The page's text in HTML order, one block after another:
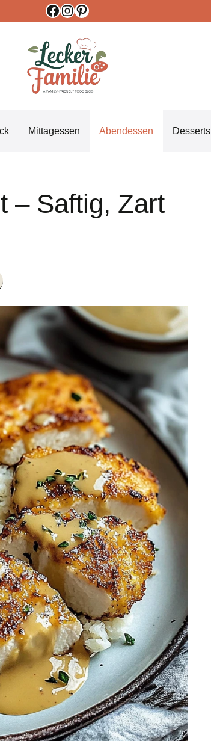
Facebook
Instagram
Pinterest
Mittagessen Abendessen Desserts
– Saftig, Zart